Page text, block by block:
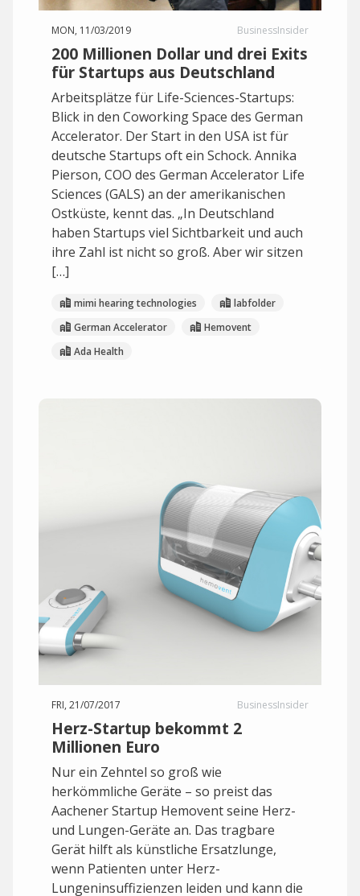
MON, 11/03/2019 BusinessInsider
200 Millionen Dollar und drei Exits
für Startups aus Deutschland
Arbeitsplätze für Life-Sciences-Startups:
Blick in den Coworking Space des German
Accelerator. Der Start in den USA ist für
deutsche Startups oft ein Schock. Annika
Pierson, COO des German Accelerator Life
Sciences (GALS) an der amerikanischen
Ostküste, kennt das. „In Deutschland
haben Startups viel Sichtbarkeit und auch
ihre Zahl ist nicht so groß. Aber wir sitzen
[…]
mimi hearing technologies
labfolder
German Accelerator
Hemovent
Ada Health
FRI, 21/07/2017 BusinessInsider
Herz-Startup bekommt 2
Millionen Euro
Nur ein Zehntel so groß wie
herkömmliche Geräte – so preist das
Aachener Startup Hemovent seine Herz-
und Lungen-Geräte an. Das tragbare
Gerät hilft als künstliche Ersatzlunge,
wenn Patienten unter Herz-
Lungeninsuffizienzen leiden und kann die